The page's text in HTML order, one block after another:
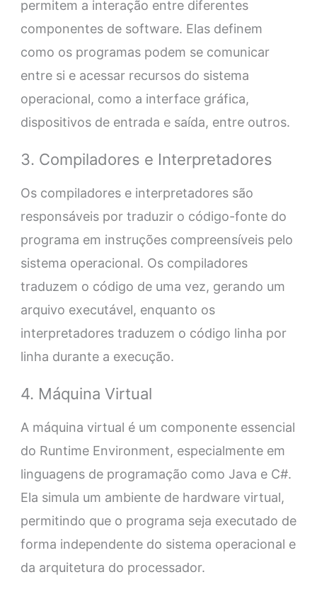
permitem a interação entre diferentes
componentes de software. Elas definem
como os programas podem se comunicar
entre si e acessar recursos do sistema
operacional, como a interface gráfica,
dispositivos de entrada e saída, entre outros.
3. Compiladores e Interpretadores
Os compiladores e interpretadores são
responsáveis por traduzir o código-fonte do
programa em instruções compreensíveis pelo
sistema operacional. Os compiladores
traduzem o código de uma vez, gerando um
arquivo executável, enquanto os
interpretadores traduzem o código linha por
linha durante a execução.
4. Máquina Virtual
A máquina virtual é um componente essencial
do Runtime Environment, especialmente em
linguagens de programação como Java e C#.
Ela simula um ambiente de hardware virtual,
permitindo que o programa seja executado de
forma independente do sistema operacional e
da arquitetura do processador.